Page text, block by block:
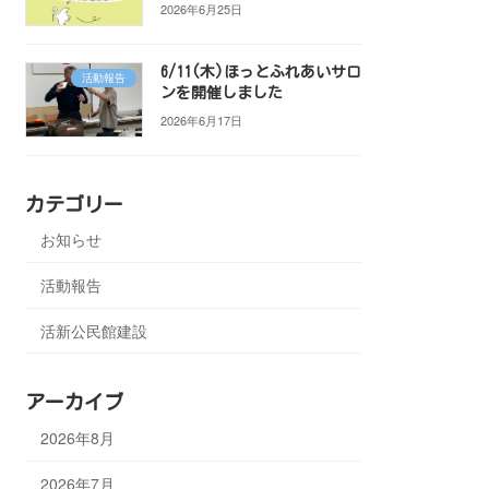
2026年6月25日
活動報告
6/11(木)ほっとふれあいサロ
ンを開催しました
2026年6月17日
カテゴリー
お知らせ
活動報告
活新公民館建設
アーカイブ
2026年8月
2026年7月